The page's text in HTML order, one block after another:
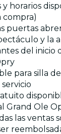
y horarios
compra)
puertas
y la
del inicio
para silla
Grand Ole
las ventas